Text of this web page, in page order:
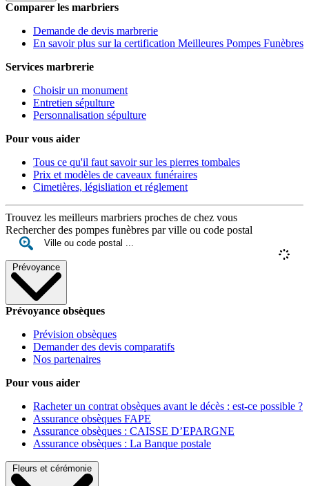
Comparer les marbriers
Demande de devis marbrerie
En savoir plus sur la certification Meilleures Pompes Funèbres
Services marbrerie
Choisir un monument
Entretien sépulture
Personnalisation sépulture
Pour vous aider
Tous ce qu'il faut savoir sur les pierres tombales
Prix et modèles de caveaux funéraires
Cimetières, législiation et réglement
Trouvez les meilleurs marbriers proches de chez vous
Rechercher des pompes funèbres par ville ou code postal
Prévoyance
Prévoyance obsèques
Prévision obsèques
Demander des devis comparatifs
Nos partenaires
Pour vous aider
Racheter un contrat obsèques avant le décès : est-ce possible ?
Assurance obsèques FAPE
Assurance obsèques : CAISSE D’EPARGNE
Assurance obsèques : La Banque postale
Fleurs et cérémonie